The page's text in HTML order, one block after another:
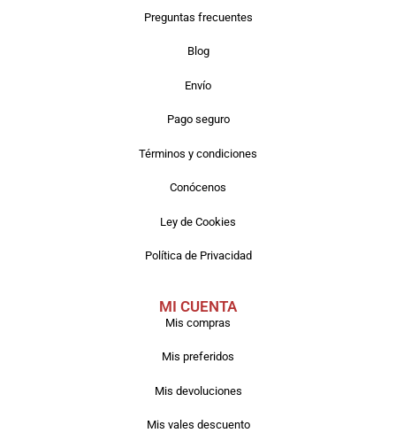
Preguntas frecuentes
Blog
Envío
Pago seguro
Términos y condiciones
Conócenos
Ley de Cookies
Política de Privacidad
MI CUENTA
Mis compras
Mis preferidos
Mis devoluciones
Mis vales descuento